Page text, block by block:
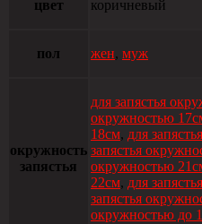
цвет коричневый
пол жен, муж
окружность
запястья
для запястья
окружностью
18см, для
запястья
окружностью
22см, для
запястья
окружностью до